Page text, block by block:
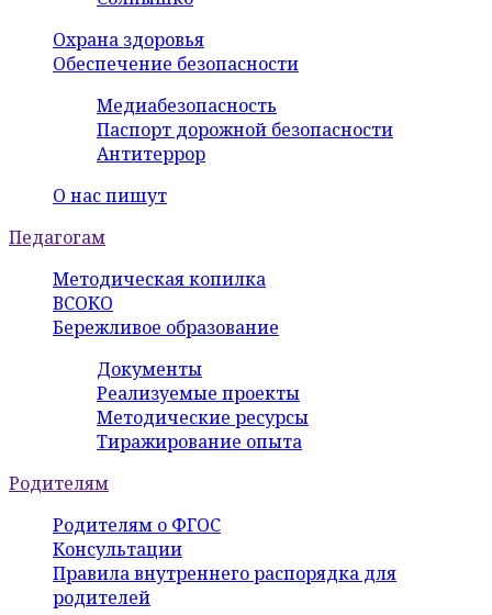
Охрана здоровья
Обеспечение безопасности
Медиабезопасность
Паспорт дорожной безопасности
Антитеррор
О нас пишут
Педагогам
Методическая копилка
ВСОКО
Бережливое образование
Документы
Реализуемые проекты
Методические ресурсы
Тиражирование опыта
Родителям
Родителям о ФГОС
Консультации
Правила внутреннего распорядка для
родителей